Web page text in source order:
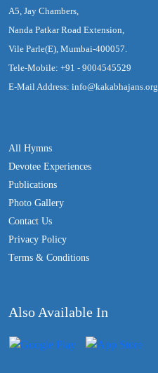
A5, Jay Chambers,
Nanda Patkar Road Extension,
Vile Parle(E), Mumbai-400057.
Tele-Mobile: +91 - 9004545529
E-Mail Address: info@kakabhajans.org
All Hymns
Devotee Experiences
Publications
Photo Gallery
Contact Us
Privacy Policy
Terms & Conditions
Also Available In